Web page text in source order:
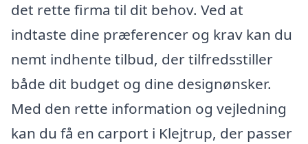
det rette firma til dit behov. Ved at
indtaste dine præferencer og krav kan du
nemt indhente tilbud, der tilfredsstiller
både dit budget og dine designønsker.
Med den rette information og vejledning
kan du få en carport i Klejtrup, der passer